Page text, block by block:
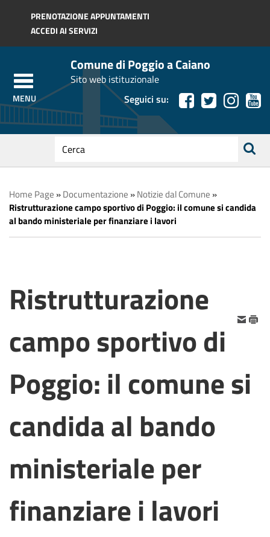
Regione Toscana
PRENOTAZIONE APPUNTAMENTI
ACCEDI AI SERVIZI
Comune di Poggio a Caiano
Sito web istituzionale
Seguici su:
testo
da
cercare
ricerca
Home Page »Documentazione »Notizie dal Comune »
Ristrutturazione campo sportivo di Poggio: il comune si candida
al bando ministeriale per finanziare i lavori
Ristrutturazione
campo sportivo di
Poggio: il comune si
candida al bando
ministeriale per
finanziare i lavori